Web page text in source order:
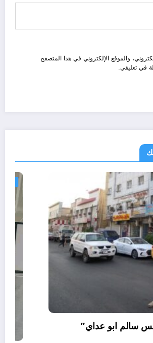
والموقع الإلكتروني في هذا المتصفح
في تعليقي.
… بس سالم ابو عداي”